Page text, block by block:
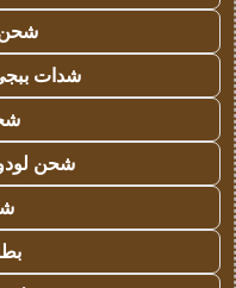
شدات
شحن